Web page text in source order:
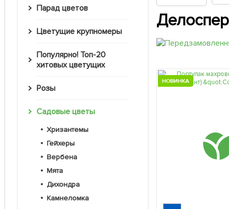
Парад цветов
Цветущие крупномеры
Популярно! Топ-20
хитовых цветущих
Розы
Садовые цветы
Хризантемы
Гейхеры
Вербена
Мята
Дихондра
Камнеломка
НОВИНКА